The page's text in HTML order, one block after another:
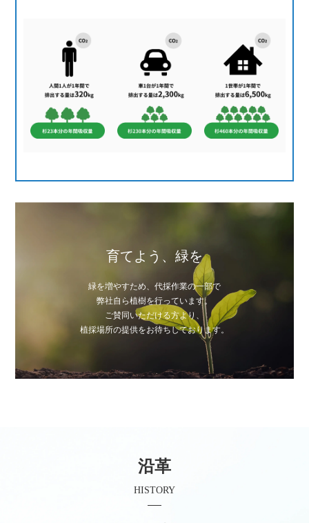
育てよう、緑を
緑を増やすため、代採作業の一部で
弊社自ら植樹を行っています。
ご賛同いただける方より、
植採場所の提供をお待ちしております。
沿革
HISTORY